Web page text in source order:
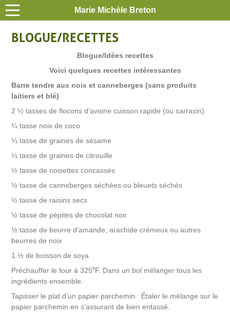
Marie Michèle Breton
BLOGUE/RECETTES
Blogue/Idées recettes
Voici quelques recettes intéressantes
Barre tendre aux noix et canneberges (sans produits
laitiers et blé)
2 ½ tasses de flocons d’avoine cuisson rapide (ou sarrasin)
¼ tasse noix de coco
¼ tasse de graines de sésame
¼ tasse de graines de citrouille
½ tasse de noisettes concassés
½ tasse de canneberges séchées ou bleuets séchés
½ tasse de raisins secs
½ tasse de pépites de chocolat noir
½ tasse de beurre d’amande, arachide crémeux ou autres
beurres de noix
1 ½ de boisson de soya
Préchauffer le four à 325⁰F. Dans un bol mélanger tous les
ingrédients ensemble.
Tapisser le plat d’un papier parchemin. Étaler le mélange sur le
papier parchemin en s’assurant de bien entassé.